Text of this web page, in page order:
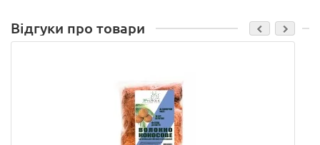
Відгуки про товари